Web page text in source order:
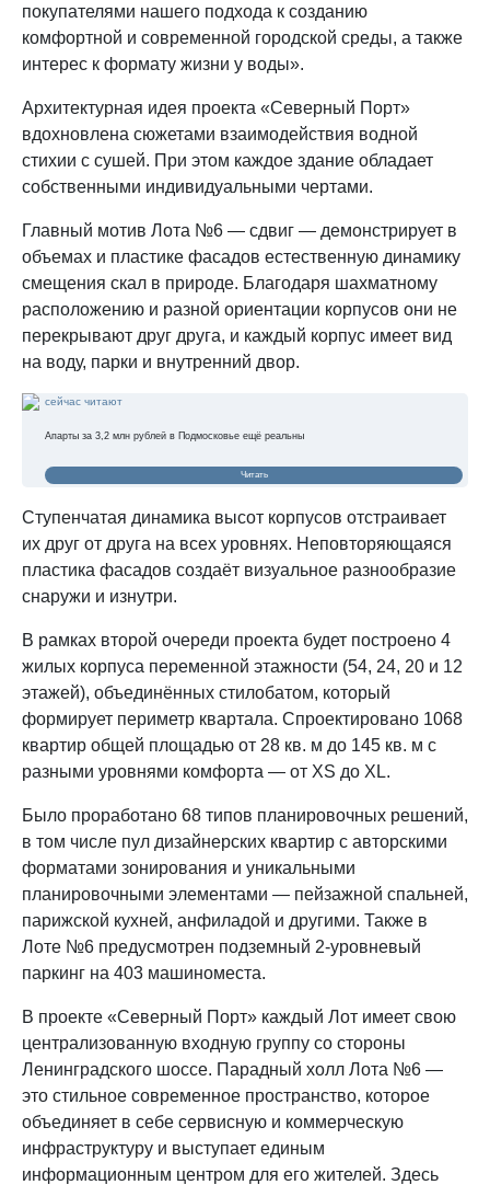
покупателями нашего подхода к созданию
комфортной и современной городской среды, а также
интерес к формату жизни у воды».
Архитектурная идея проекта «Северный Порт»
вдохновлена сюжетами взаимодействия водной
стихии с сушей. При этом каждое здание обладает
собственными индивидуальными чертами.
Главный мотив Лота №6 — сдвиг — демонстрирует в
объемах и пластике фасадов естественную динамику
смещения скал в природе. Благодаря шахматному
расположению и разной ориентации корпусов они не
перекрывают друг друга, и каждый корпус имеет вид
на воду, парки и внутренний двор.
сейчас читают
Апарты за 3,2 млн рублей в Подмосковье ещё реальны
Читать
Ступенчатая динамика высот корпусов отстраивает
их друг от друга на всех уровнях. Неповторяющаяся
пластика фасадов создаёт визуальное разнообразие
снаружи и изнутри.
В рамках второй очереди проекта будет построено 4
жилых корпуса переменной этажности (54, 24, 20 и 12
этажей), объединённых стилобатом, который
формирует периметр квартала. Спроектировано 1068
квартир общей площадью от 28 кв. м до 145 кв. м с
разными уровнями комфорта — от XS до XL.
Было проработано 68 типов планировочных решений,
в том числе пул дизайнерских квартир с авторскими
форматами зонирования и уникальными
планировочными элементами — пейзажной спальней,
парижской кухней, анфиладой и другими. Также в
Лоте №6 предусмотрен подземный 2-уровневый
паркинг на 403 машиноместа.
В проекте «Северный Порт» каждый Лот имеет свою
централизованную входную группу со стороны
Ленинградского шоссе. Парадный холл Лота №6 —
это стильное современное пространство, которое
объединяет в себе сервисную и коммерческую
инфраструктуру и выступает единым
информационным центром для его жителей. Здесь